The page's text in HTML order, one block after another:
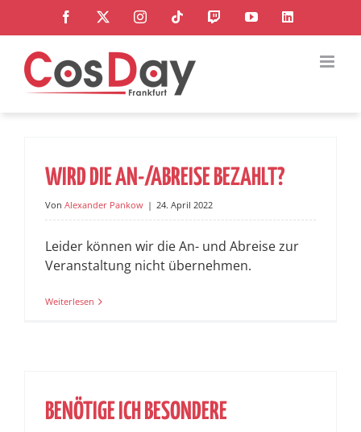
springen
Facebook InstagramTiktok TwitchYouTubeLinkedIn
WIRD DIE AN-/ABREISE BEZAHLT?
Von Alexander Pankow | 24. April 2022
Leider können wir die An- und Abreise zur
Veranstaltung nicht übernehmen.
Weiterlesen
BENÖTIGE ICH BESONDERE